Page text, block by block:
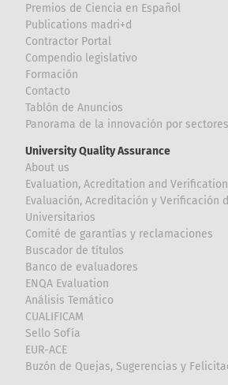
Premios de Ciencia en Español
Publications madri+d
Contractor Portal
Compendio legislativo
Formación
Contacto
Tablón de Anuncios
Panorama de la innovación por
University Quality Assurance
About us
Evaluation, Acreditation and Verification
Evaluación, Acreditación y Verificación
Universitarios
Comité de garantías y reclamaciones
Buscador de títulos
Banco de evaluadores
ENQA Evaluation
Análisis Temático
CUALIFICAM
Sello Sofía
EUR-ACE
Buzón de Quejas, Sugerencias y